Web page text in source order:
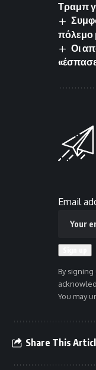
Τραμπ
πόλεμο
Οι
Email
By
You may
Share This